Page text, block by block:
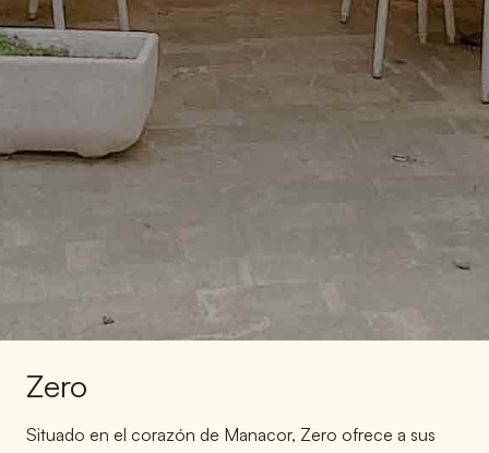
Zero
Situado en el corazón de Manacor, Zero ofrece a sus